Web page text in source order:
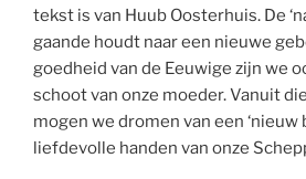
tekst is van Huub Oosterhuis. De
gaande houdt naar een nieuwe
goedheid van de Eeuwige zijn we
schoot van onze moeder. Vanuit
mogen we dromen van een ‘nieuw
liefdevolle handen van onze